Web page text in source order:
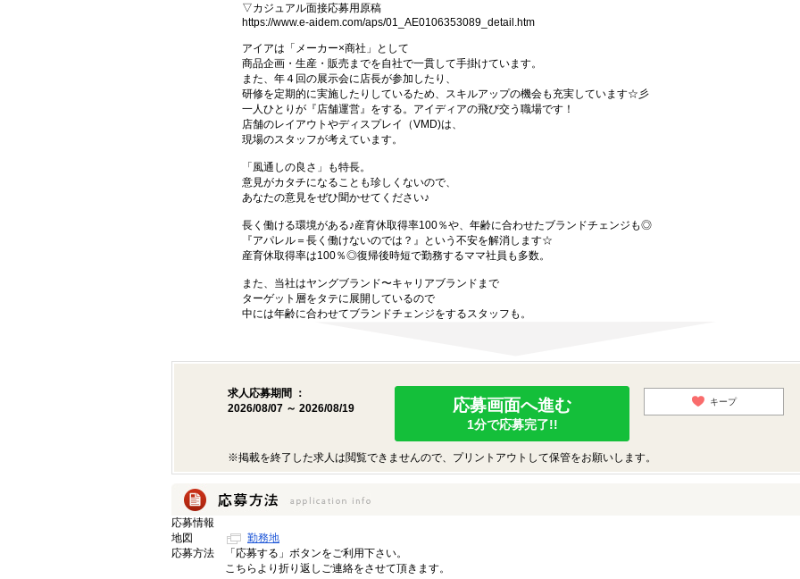
▽カジュアル面接応募用原稿
https://www.e-aidem.com/aps/01_AE0106353089_detail.htm
アイアは「メーカー×商社」として
商品企画・生産・販売までを自社で一貫して手掛けています。
また、年４回の展示会に店長が参加したり、
研修を定期的に実施したりしているため、スキルアップの機会も充実しています☆彡
一人ひとりが『店舗運営』をする。アイディアの飛び交う職場です！
店舗のレイアウトやディスプレイ（VMD)は、
現場のスタッフが考えています。
「風通しの良さ」も特長。
意見がカタチになることも珍しくないので、
あなたの意見をぜひ聞かせてください♪
長く働ける環境がある♪産育休取得率100％や、年齢に合わせたブランドチェンジも◎
『アパレル＝長く働けないのでは？』という不安を解消します☆
産育休取得率は100％◎復帰後時短で勤務するママ社員も多数。
また、当社はヤングブランド〜キャリアブランドまで
ターゲット層をタテに展開しているので
中には年齢に合わせてブランドチェンジをするスタッフも。
求人応募期間 ：
2026/08/07 ～ 2026/08/19
応募画面へ進む
1分で応募完了!!
キープ
※掲載を終了した求人は閲覧できませんので、プリントアウトして保管をお願いします。
応募情報
地図
勤務地
応募方法
「応募する」ボタンをご利用下さい。
こちらより折り返しご連絡をさせて頂きます。